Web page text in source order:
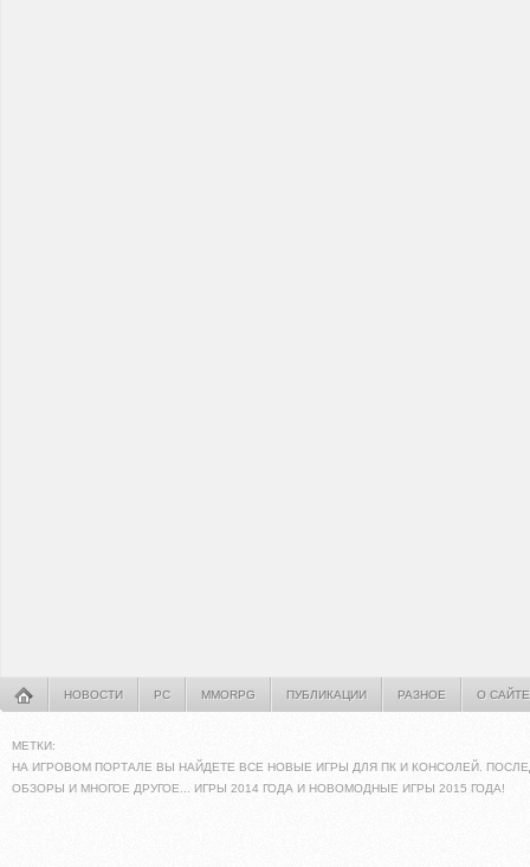
НОВОСТИ PC MMORPG ПУБЛИКАЦИИ РАЗНОЕ О САЙТЕ
МЕТКИ:
НА ИГРОВОМ ПОРТАЛЕ ВЫ НАЙДЕТЕ ВСЕ НОВЫЕ ИГРЫ ДЛЯ ПК И КОНСОЛЕЙ.
ОБЗОРЫ И МНОГОЕ ДРУГОЕ... ИГРЫ 2014 ГОДА И НОВОМОДНЫЕ ИГРЫ 2015 ГОДА!